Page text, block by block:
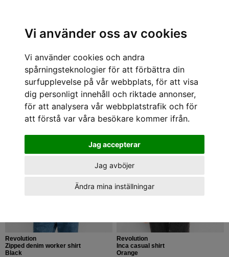
Vi använder oss av cookies
Vi använder cookies och andra
spårningsteknologier för att förbättra din
surfupplevelse på vår webbplats, för att visa
dig personligt innehåll och riktade annonser,
för att analysera vår webbplatstrafik och för
att förstå var våra besökare kommer ifrån.
Jag accepterar
Jag avböjer
Ändra mina inställningar
Skjortor
Revolution
Zipped denim worker shirt
Black
Revolution
Inca casual shirt
Orange